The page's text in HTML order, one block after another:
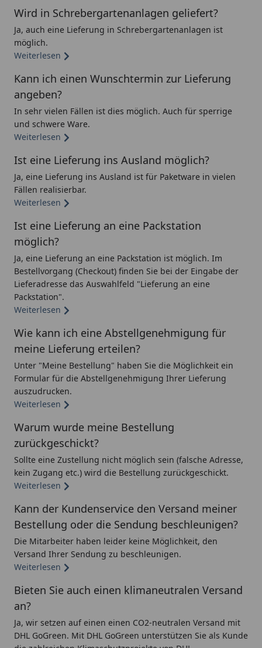
Wird in Schrebergartenanlagen geliefert?
Ja, auch eine Lieferung in Schrebergartenanlagen ist
möglich.
Weiterlesen
Kann ich einen Wunschtermin zur Lieferung
angeben?
In sehr vielen Fällen ist dies möglich. Auch für sperrige
und schwere Ware.
Weiterlesen
Ist eine Lieferung ins Ausland möglich?
Ja, eine Lieferung ins Ausland ist für Paketware in vielen
Fällen realisierbar.
Weiterlesen
Ist eine Lieferung an eine Packstation
möglich?
Ja, eine Lieferung an eine Packstation ist möglich. Im
Bestellvorgang (Checkout) finden Sie bei der Eingabe der
Lieferadresse das Auswahlfeld "Lieferung an eine
Packstation".
Weiterlesen
Wie kann ich eine Abstellgenehmigung für
meine Lieferung erteilen?
Unter "Meine Bestellung" haben Sie die Möglichkeit ein
Formular für die Abstellgenehmigung Ihrer Lieferung
auszudrucken.
Weiterlesen
Warum wurde meine Bestellung
zurückgeschickt?
Sollte eine Zustellung nicht möglich sein (falsche Adresse,
kein Zugang etc.) wird die Bestellung zurückgeschickt.
Weiterlesen
Kann der Kundenservice den Versand meiner
Bestellung oder die Sendung beschleunigen?
Die Mitarbeiter haben leider keine Möglichkeit, den
Versand Ihrer Sendung zu beschleunigen.
Weiterlesen
Bieten Sie auch einen klimaneutralen Versand
an?
Ja, wir setzen auf einen einen CO2-neutralen Versand mit
DHL GoGreen. Mit DHL GoGreen unterstützen Sie als Kunde